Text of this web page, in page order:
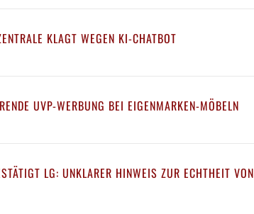
KLAGT WEGEN KI-CHATBOT
UVP-WERBUNG BEI EIGENMARKEN-MÖBELN
LG: UNKLARER HINWEIS ZUR ECHTHEIT VON